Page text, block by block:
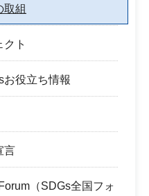
取組
ト
お役立ち情報
言
（SDGs全国フォ